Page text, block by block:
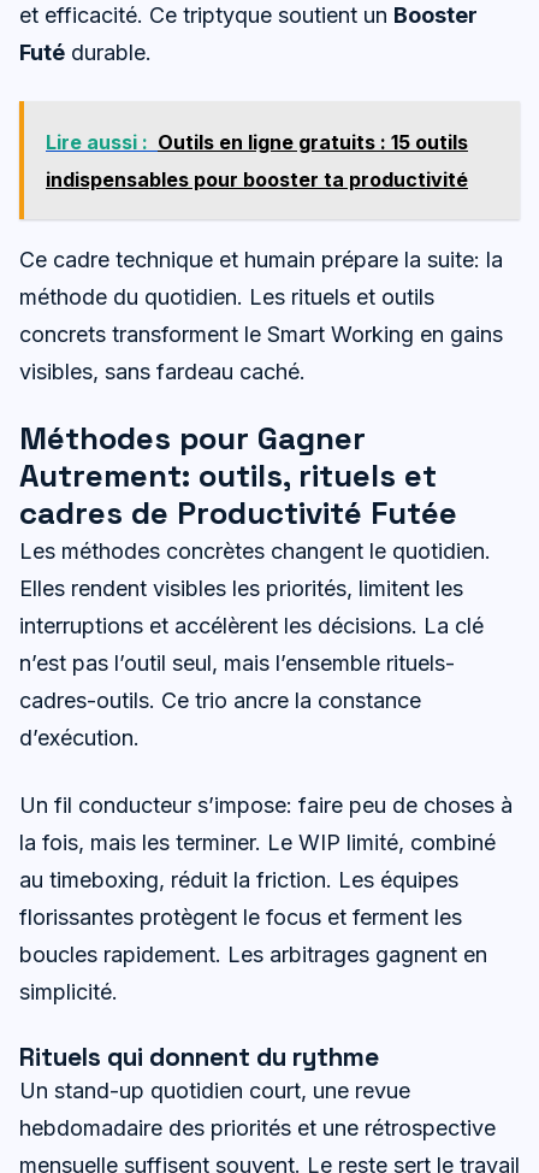
et efficacité. Ce triptyque soutient un Booster
Futé durable.
Lire aussi : Outils en ligne gratuits : 15 outils
indispensables pour booster ta productivité
Ce cadre technique et humain prépare la suite: la
méthode du quotidien. Les rituels et outils
concrets transforment le Smart Working en gains
visibles, sans fardeau caché.
Méthodes pour Gagner
Autrement: outils, rituels et
cadres de Productivité Futée
Les méthodes concrètes changent le quotidien.
Elles rendent visibles les priorités, limitent les
interruptions et accélèrent les décisions. La clé
n’est pas l’outil seul, mais l’ensemble rituels-
cadres-outils. Ce trio ancre la constance
d’exécution.
Un fil conducteur s’impose: faire peu de choses à
la fois, mais les terminer. Le WIP limité, combiné
au timeboxing, réduit la friction. Les équipes
florissantes protègent le focus et ferment les
boucles rapidement. Les arbitrages gagnent en
simplicité.
Rituels qui donnent du rythme
Un stand-up quotidien court, une revue
hebdomadaire des priorités et une rétrospective
mensuelle suffisent souvent. Le reste sert le travail